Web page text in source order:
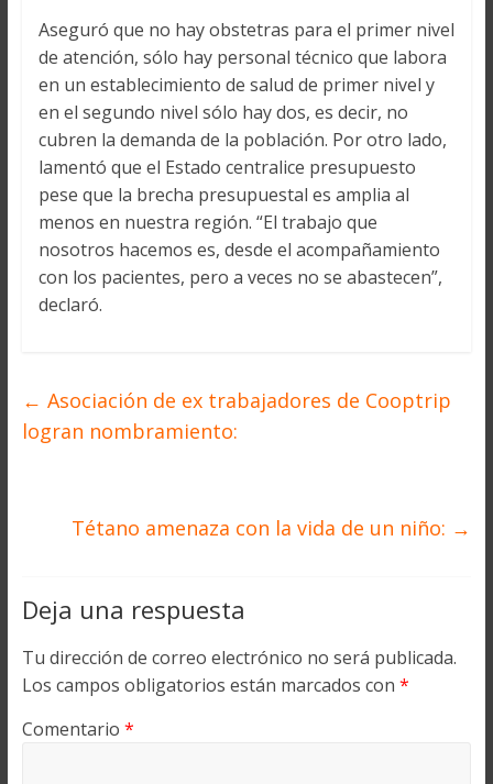
Aseguró que no hay obstetras para el primer nivel
de atención, sólo hay personal técnico que labora
en un establecimiento de salud de primer nivel y
en el segundo nivel sólo hay dos, es decir, no
cubren la demanda de la población. Por otro lado,
lamentó que el Estado centralice presupuesto
pese que la brecha presupuestal es amplia al
menos en nuestra región. “El trabajo que
nosotros hacemos es, desde el acompañamiento
con los pacientes, pero a veces no se abastecen”,
declaró.
← Asociación de ex trabajadores de Cooptrip
logran nombramiento:
Tétano amenaza con la vida de un niño: →
Deja una respuesta
Tu dirección de correo electrónico no será publicada.
Los campos obligatorios están marcados con *
Comentario *